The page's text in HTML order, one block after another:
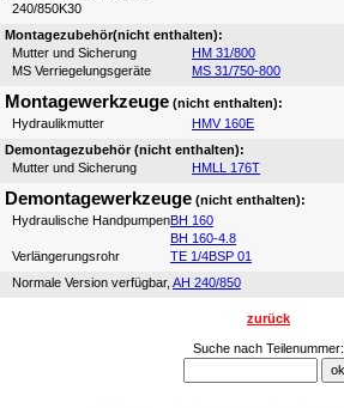
240/850K30
Montagezubehör(nicht enthalten):
Mutter und Sicherung
HM 31/800
MS Verriegelungsgeräte
MS 31/750-800
Montagewerkzeuge (nicht enthalten):
Hydraulikmutter
HMV 160E
Demontagezubehör (nicht enthalten):
Mutter und Sicherung
HMLL 176T
Demontagewerkzeuge (nicht enthalten):
Hydraulische HandpumpenBH 160
BH 160-4.8
Verlängerungsrohr
TE 1/4BSP 01
Normale Version verfügbar, AH 240/850
zurück
Suche nach Teilenummer: